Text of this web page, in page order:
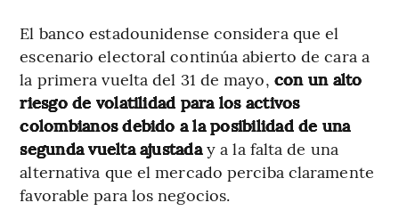
El banco estadounidense considera que el
escenario electoral continúa abierto de cara a
la primera vuelta del 31 de mayo, con un alto
riesgo de volatilidad para los activos
colombianos debido a la posibilidad de una
segunda vuelta ajustaday a la falta de una
alternativa que el mercado perciba claramente
favorable para los negocios.